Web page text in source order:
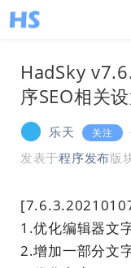
HadSky
序SEO相关
乐天 关注
发表于程序发布版
1.优化编辑器文
2.增加一部分文